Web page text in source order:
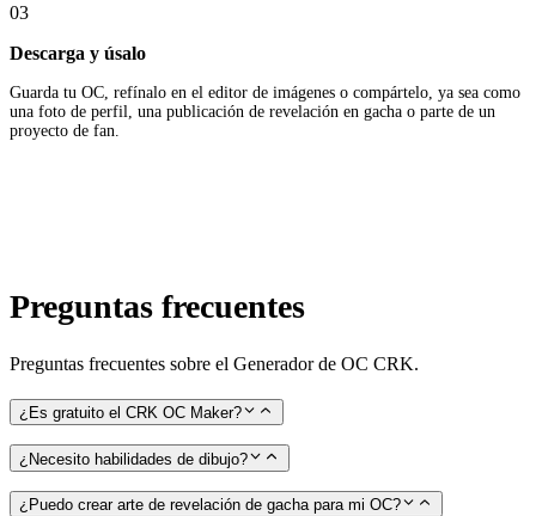
03
Descarga y úsalo
Guarda tu OC, refínalo en el editor de imágenes o compártelo, ya sea como
una foto de perfil, una publicación de revelación en gacha o parte de un
proyecto de fan.
Preguntas frecuentes
Preguntas frecuentes sobre el Generador de OC CRK.
¿Es gratuito el CRK OC Maker?
¿Necesito habilidades de dibujo?
¿Puedo crear arte de revelación de gacha para mi OC?